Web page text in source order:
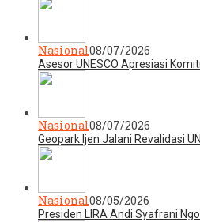
Nasional08/07/2026
Asesor UNESCO Apresiasi
Nasional08/07/2026
Geopark Ijen Jalani Revalidasi
Nasional08/05/2026
Presiden LIRA Andi Syafrani